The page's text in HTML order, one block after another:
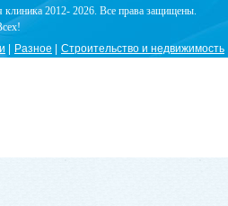
2012- 2026. Все права защищены.
Разное Строительство и недвижимость